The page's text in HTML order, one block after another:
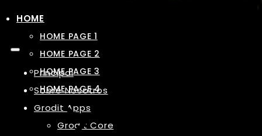
Principal
Sobre Nosotros
Grodit Apps
Grodit Core
HOME
HOME PAGE 1
HOME PAGE 2
HOME PAGE 3
HOME PAGE 4